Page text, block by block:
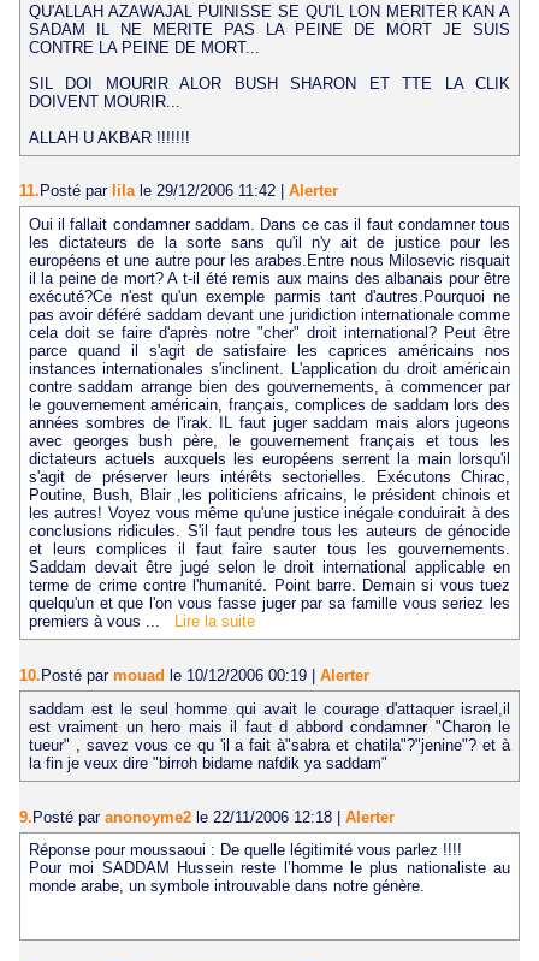
QU'ALLAH AZAWAJAL PUINISSE SE QU'IL LON MERITER KAN A
SADAM IL NE MERITE PAS LA PEINE DE MORT JE SUIS
CONTRE LA PEINE DE MORT...
SIL DOI MOURIR ALOR BUSH SHARON ET TTE LA CLIK
DOIVENT MOURIR...
ALLAH U AKBAR !!!!!!!
11. Posté par lila le 29/12/2006 11:42
Alerter
Oui il fallait condamner saddam. Dans ce cas il faut condamner tous
les dictateurs de la sorte sans qu'il n'y ait de justice pour les
européens et une autre pour les arabes.Entre nous Milosevic risquait
il la peine de mort? A t-il été remis aux mains des albanais pour être
exécuté?Ce n'est qu'un exemple parmis tant d'autres.Pourquoi ne
pas avoir déféré saddam devant une juridiction internationale comme
cela doit se faire d'après notre "cher" droit international? Peut être
parce quand il s'agit de satisfaire les caprices américains nos
instances internationales s'inclinent. L'application du droit américain
contre saddam arrange bien des gouvernements, à commencer par
le gouvernement américain, français, complices de saddam lors des
années sombres de l'irak. IL faut juger saddam mais alors jugeons
avec georges bush père, le gouvernement français et tous les
dictateurs actuels auxquels les européens serrent la main lorsqu'il
s'agit de préserver leurs intérêts sectorielles. Exécutons Chirac,
Poutine, Bush, Blair ,les politiciens africains, le président chinois et
les autres! Voyez vous même qu'une justice inégale conduirait à des
conclusions ridicules. S'il faut pendre tous les auteurs de génocide
et leurs complices il faut faire sauter tous les gouvernements.
Saddam devait être jugé selon le droit international applicable en
terme de crime contre l'humanité. Point barre. Demain si vous tuez
quelqu'un et que l'on vous fasse juger par sa famille vous seriez les
premiers à vous ...
Lire la suite
10. Posté par mouad le 10/12/2006 00:19
Alerter
saddam est le seul homme qui avait le courage d'attaquer israel,il
est vraiment un hero mais il faut d abbord condamner "Charon le
tueur" , savez vous ce qu 'il a fait à"sabra et chatila"?"jenine"? et à
la fin je veux dire "birroh bidame nafdik ya saddam"
9.Posté par anonoyme2 le 22/11/2006 12:18 | Alerter
Réponse pour moussaoui : De quelle légitimité vous parlez !!!!
Pour moi SADDAM Hussein reste l’homme le plus nationaliste au
monde arabe, un symbole introuvable dans notre génère.